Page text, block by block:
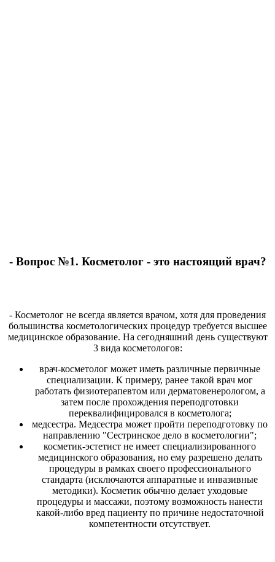
- Вопрос №1. Косметолог - это настоящий врач?
- Косметолог не всегда является врачом, хотя для проведения
большинства косметологических процедур требуется высшее
медицинское образование. На сегодняшний день существуют
3 вида косметологов:
врач-косметолог может иметь различные первичные
специализации. К примеру, ранее такой врач мог
работать физиотерапевтом или дерматовенерологом, а
затем после прохождения переподготовки
переквалифицировался в косметолога;
медсестра. Медсестра может пройти переподготовку по
направлению "Сестринское дело в косметологии";
косметик-эстетист не имеет специализированного
медицинского образования, но ему разрешено делать
процедуры в рамках своего профессионального
стандарта (исключаются аппаратные и инвазивные
методики). Косметик обычно делает уходовые
процедуры и массажи, поэтому возможность нанести
какой-либо вред пациенту по причине недостаточной
компетентности отсутствует.